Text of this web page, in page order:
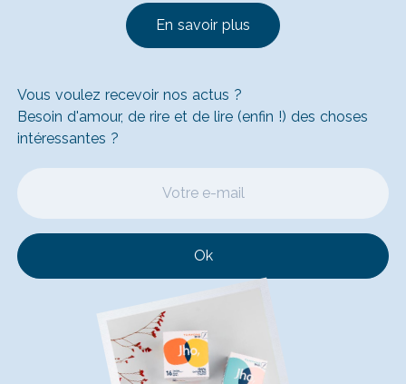
En savoir plus
Vous voulez recevoir nos actus ?
Besoin d'amour, de rire et de lire (enfin !) des choses
intéressantes ?
Ok